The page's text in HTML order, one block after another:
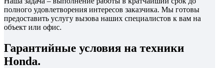
полного удовлетворения интересов заказчика. Мы готовы
предоставить услугу вызова наших специалистов к вам на
объект или офис.
Гарантийные условия на техники
Honda.